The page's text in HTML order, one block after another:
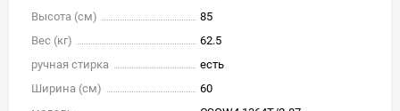
Высота (см)
85
Вес (кг)
62.5
ручная стирка
есть
Ширина (см)
60